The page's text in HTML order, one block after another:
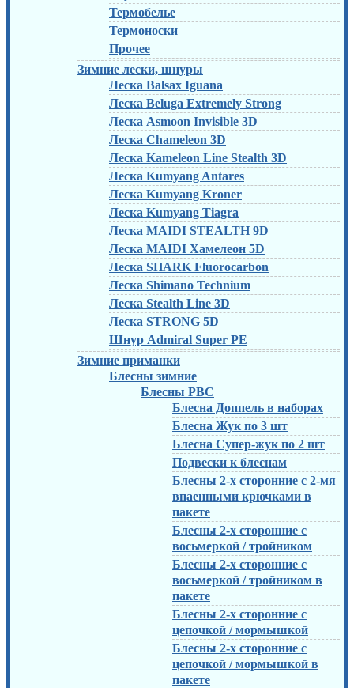
Термобелье
Термоноски
Прочее
Зимние лески, шнуры
Леска Balsax Iguana
Леска Beluga Extremely Strong
Леска Asmoon Invisible 3D
Леска Chameleon 3D
Леска Kameleon Line Stealth 3D
Леска Kumyang Antares
Леска Kumyang Kroner
Леска Kumyang Tiagra
Леска MAIDI STEALTH 9D
Леска MAIDI Хамелеон 5D
Леска SHARK Fluorocarbon
Леска Shimano Technium
Леска Stealth Line 3D
Леска STRONG 5D
Шнур Admiral Super PE
Зимние приманки
Блесны зимние
Блесны РВС
Блесна Доппель в наборах
Блесна Жук по 3 шт
Блесна Супер-жук по 2 шт
Подвески к блеснам
Блесны 2-х сторонние с 2-мя
впаенными крючками в
пакете
Блесны 2-х сторонние с
восьмеркой / тройником
Блесны 2-х сторонние с
восьмеркой / тройником в
пакете
Блесны 2-х сторонние с
цепочкой / мормышкой
Блесны 2-х сторонние с
цепочкой / мормышкой в
пакете